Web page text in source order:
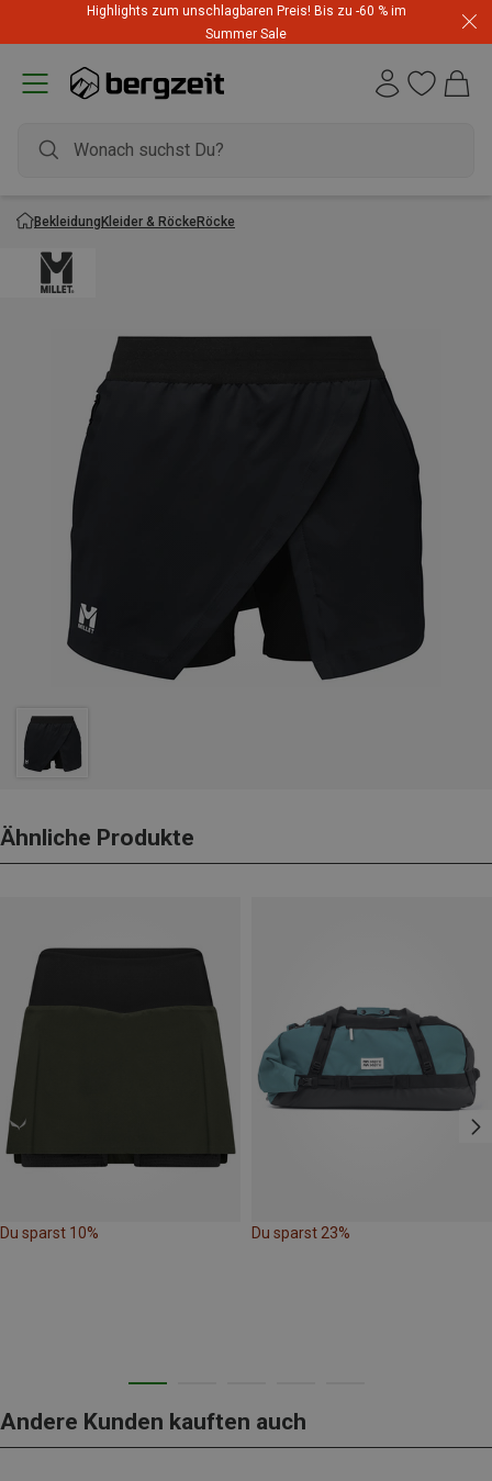
Highlights zum unschlagbaren Preis! Bis zu -60 % im
Summer Sale
BekleidungKleider & RöckeRöcke
Ähnliche Produkte
Du sparst 10% Du sparst 23%
Andere Kunden kauften auch